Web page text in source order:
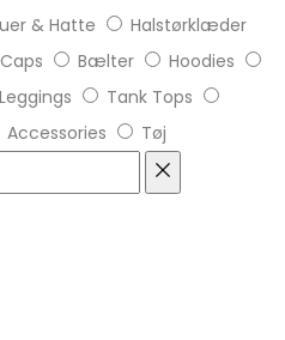
& Hatte
Halstørklæder
Caps Bælter
Hoodies
Leggings
Tank Tops
Accessories Tøj